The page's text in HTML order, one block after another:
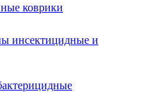
коврики
инсектицидные и